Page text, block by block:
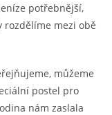
potřebnější,
rozdělíme mezi obě
můžeme
postel pro
nám zaslala